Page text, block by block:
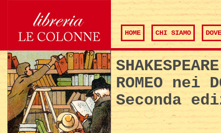
HOME CHI SIAMO
ROMEO nei
Seconda